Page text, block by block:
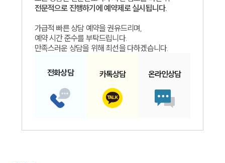
전문적으로 진행하기에 예약제로 실시됩니다.
가급적 빠른 상담 예약을 권유드리며,
예약 시간 준수를 부탁드립니다.
만족스러운 상담을 위해 최선을 다하겠습니다.
전화상담 카톡상담 온라인상담